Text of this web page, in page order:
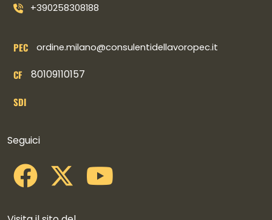
+390258308188
PEC ordine.milano@consulentidellavoropec.it
CF 80109110157
SDI
Seguici